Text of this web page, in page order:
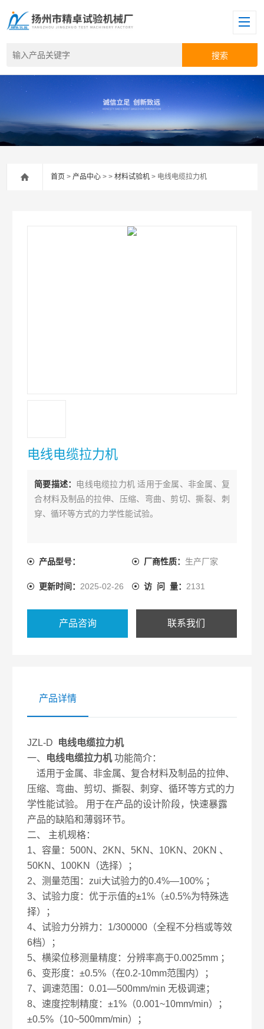
首页 >产品中心 > >材料试验机 > 电线电缆拉力机
电线电缆拉力机
简要描述： 电线电缆拉力机 适用于金属、非金属、复
合材料及制品的拉伸、压缩、弯曲、剪切、撕裂、刺
穿、循环等方式的力学性能试验。
产品型号： 厂商性质： 生产厂家
更新时间： 2025-02-26 访 问 量： 2131
产品咨询 联系我们
产品详情
JZL-D
电线电缆拉力机
一、
电线电缆拉力机功能简介：
适用于金属、非金属、复合材料及制品的拉伸、
压缩、弯曲、剪切、撕裂、刺穿、循环等方式的力
学性能试验。 用于在产品的设计阶段，快速暴露
产品的缺陷和薄弱环节。
二、
主机规格：
1、容量：500N、2KN、5KN、10KN、20KN 、
50KN、100KN（选择）；
2、测量范围：zui大试验力的0.4%—100% ；
3、试验力度：优于示值的±1%（±0.5%为特殊选
择）；
4、试验力分辨力：1/300000（全程不分档或等效
6档）；
5、横梁位移测量精度：分辨率高于0.0025mm ；
6、变形度：±0.5%（在0.2-10mm范围内）；
7、调速范围：0.01—500mm/min 无极调速；
8、速度控制精度：±1%（0.001~10mm/min）；
±0.5%（10~500mm/min）；